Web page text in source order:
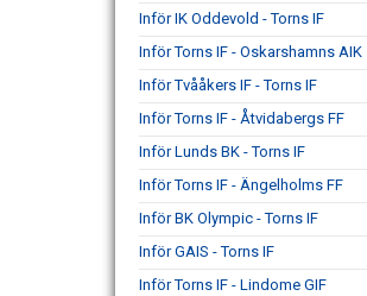
Inför IK Oddevold - Torns IF
Inför Torns IF - Oskarshamns AIK
Inför Tvååkers IF - Torns IF
Inför Torns IF - Åtvidabergs FF
Inför Lunds BK - Torns IF
Inför Torns IF - Ängelholms FF
Inför BK Olympic - Torns IF
Inför GAIS - Torns IF
Inför Torns IF - Lindome GIF